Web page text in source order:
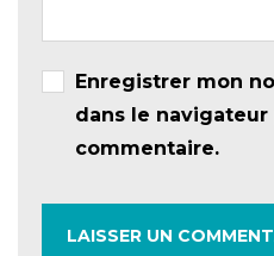
Enregistrer mon
dans le
commentaire.